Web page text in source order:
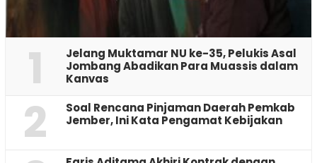
1
Jelang Muktamar NU ke-35, Pelukis Asal
Jombang Abadikan Para Muassis dalam
Kanvas
2
‎Soal Rencana Pinjaman Daerah Pemkab
Jember, Ini Kata Pengamat Kebijakan ‎